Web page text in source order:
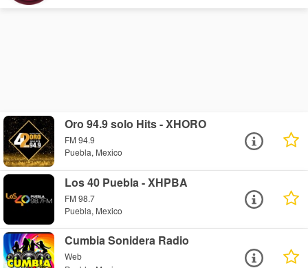
Oro 94.9 solo Hits - XHORO
FM 94.9
Puebla, Mexico
Los 40 Puebla - XHPBA
FM 98.7
Puebla, Mexico
Cumbia Sonidera Radio
Web